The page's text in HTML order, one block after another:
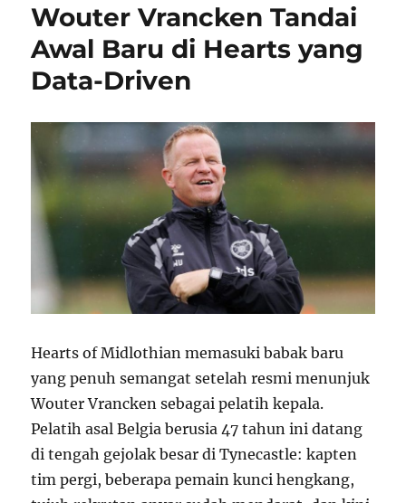
r
d
n
o
i
Wouter Vrancken Tandai
Awal Baru di Hearts yang
Data-Driven
Hearts of Midlothian memasuki babak baru
yang penuh semangat setelah resmi menunjuk
Wouter Vrancken sebagai pelatih kepala.
Pelatih asal Belgia berusia 47 tahun ini datang
di tengah gejolak besar di Tynecastle: kapten
tim pergi, beberapa pemain kunci hengkang,